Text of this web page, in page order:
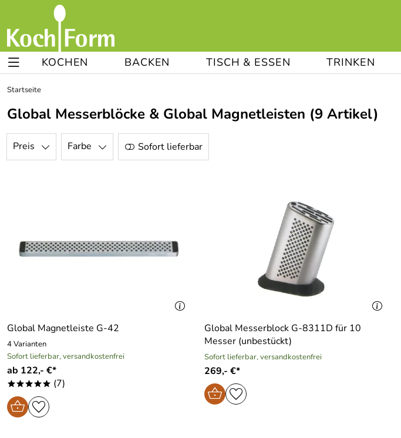
KOCHEN BACKEN TISCH & ESSEN TRINKEN
Startseite
Global Messerblöcke & Global Magnetleisten (9 Artikel)
Preis Farbe Sofort lieferbar
Global Magnetleiste G-42
4 Varianten
Sofort lieferbar, versandkostenfrei
ab 122,- €*
***** (7)
Global Messerblock G-8311D für 10
Messer (unbestückt)
Sofort lieferbar, versandkostenfrei
269,- €*